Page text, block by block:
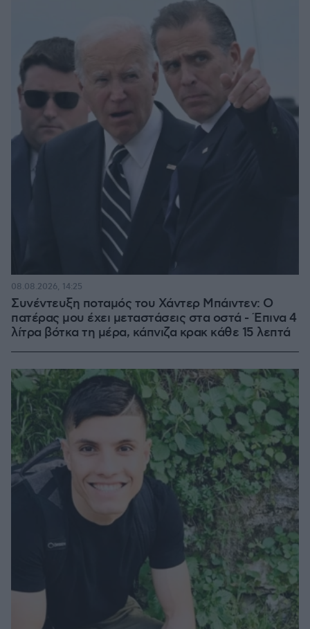
Συνέντευξη ποταμός του Χάντερ Μπάιντεν: Ο
πατέρας μου έχει μεταστάσεις στα οστά - Έπινα 4
λίτρα βότκα τη μέρα, κάπνιζα κρακ κάθε 15 λεπτά
08.08.2026, 14:25